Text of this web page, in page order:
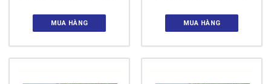
MUA HÀNG MUA HÀNG